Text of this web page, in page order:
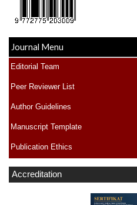
Journal Menu
Editorial Team
Peer Reviewer List
Author Guidelines
Manuscript Template
Publication Ethics
Accreditation